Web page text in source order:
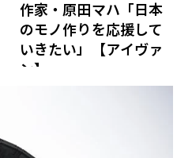
作家・原田マハ「日本
のモノ作りを応援して
いきたい」【アイヴァ
ン】